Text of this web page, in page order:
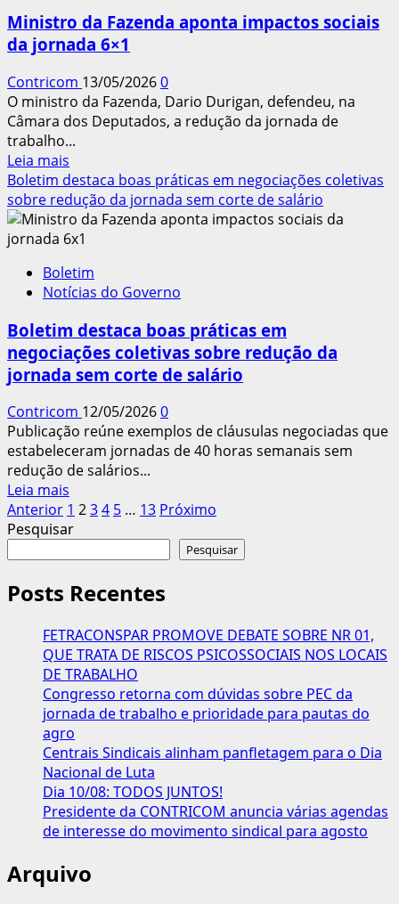
emprego
há
anos
ou
mais
cai
21,7%
Ministro da Fazenda aponta impactos sociais
da jornada 6×1
Contricom 13/05/20260
O ministro da Fazenda, Dario Durigan, defendeu, na
Câmara dos Deputados, a redução da jornada de
trabalho...
Leia mais
mais
sobre
Ministro
da
aponta
impactos
da
jornada
6×1
Boletim destaca boas práticas em negociações coletivas
sobre redução da jornada sem corte de salário
Boletim
Notícias do Governo
Boletim destaca boas práticas em
negociações coletivas sobre redução da
jornada sem corte de salário
Contricom 12/05/20260
Publicação reúne exemplos de cláusulas negociadas que
estabeleceram jornadas de 40 horas semanais sem
redução de salários...
Leia mais
mais
sobre
boas
práticas
em
negociações
coletivas
sobre
redução
da
jornada
sem
corte
de
salário
Paginação
dos
Anterior 1 234 5 … 13 Próximo
Pesquisar
Pesquisar
Posts Recentes
FETRACONSPAR PROMOVE DEBATE SOBRE NR 01,
QUE TRATA DE RISCOS PSICOSSOCIAIS NOS LOCAIS
DE TRABALHO
Congresso retorna com dúvidas sobre PEC da
jornada de trabalho e prioridade para pautas do
agro
Centrais Sindicais alinham panfletagem para o Dia
Nacional de Luta
Dia 10/08: TODOS JUNTOS!
Presidente da CONTRICOM anuncia várias agendas
de interesse do movimento sindical para agosto
Arquivo